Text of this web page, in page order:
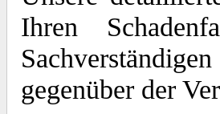
Ihren
gegenüber der